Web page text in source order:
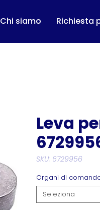
Chi siamo Richiesta
Leva
SKU: 6729956
Organi di
Seleziona